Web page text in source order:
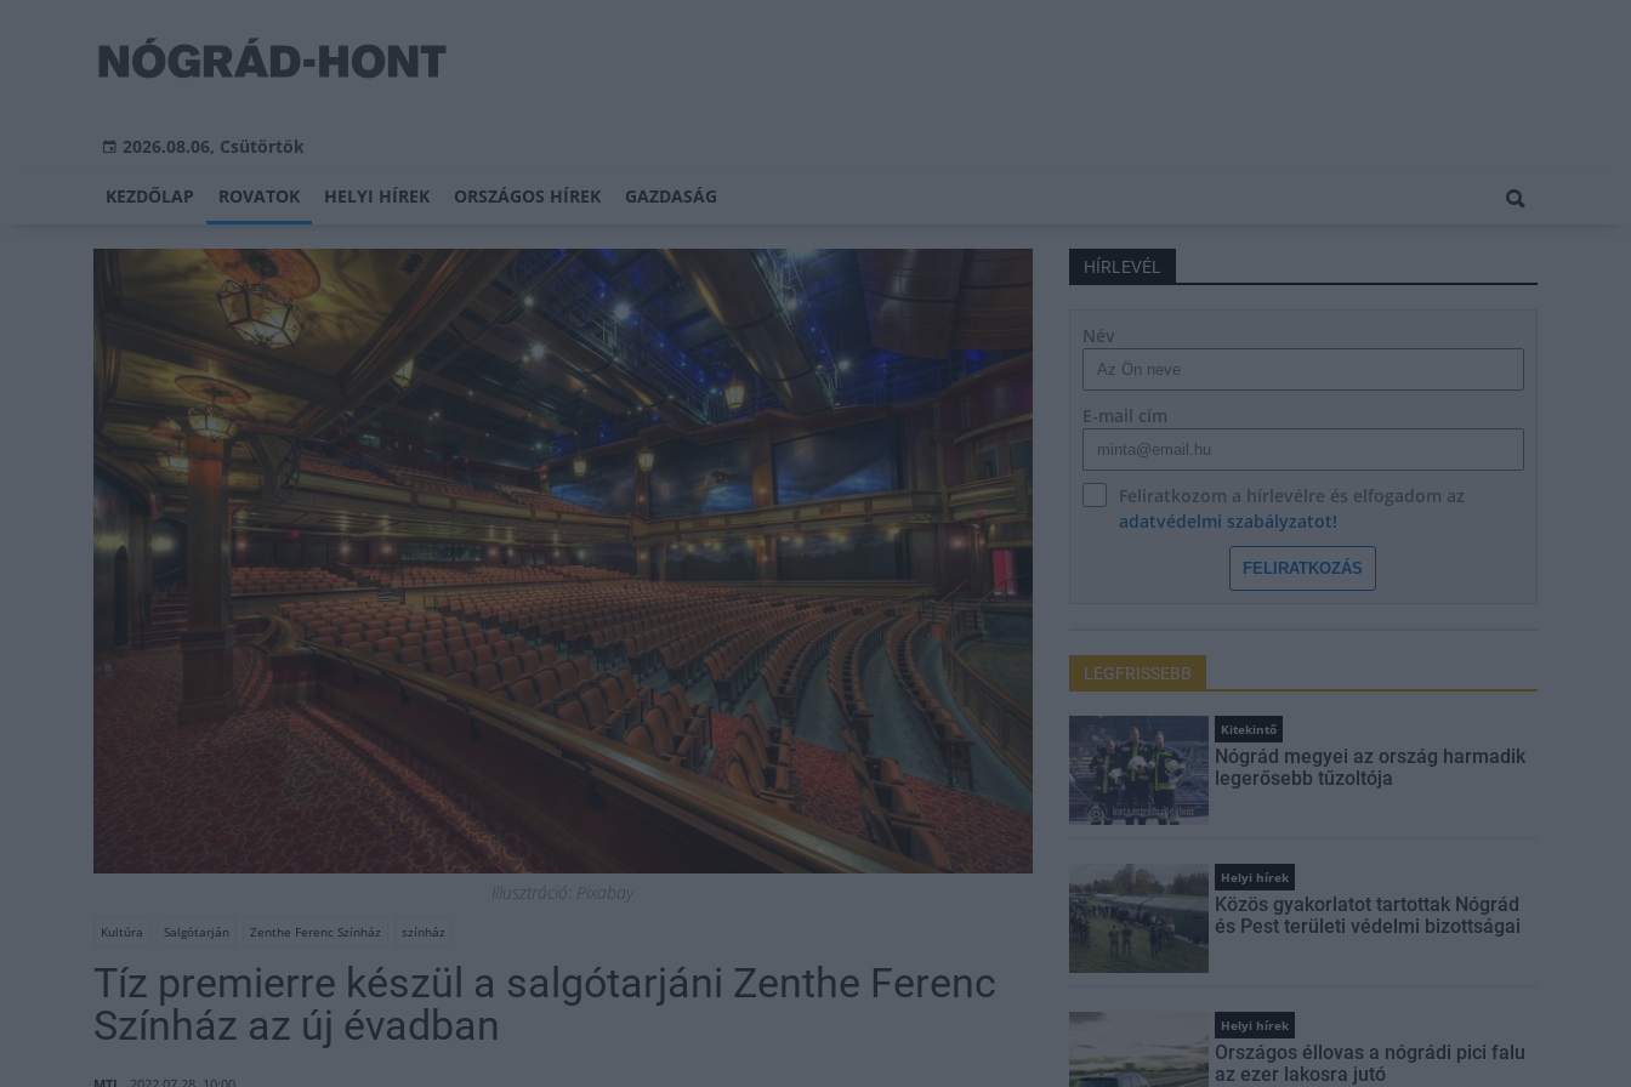
2026.08.06, Csütörtök
KEZDŐLAP ROVATOK HELYI HÍREK ORSZÁGOS HÍREK GAZDASÁG
Illusztráció: Pixabay
Kultúra Salgótarján Zenthe Ferenc Színház színház
Tíz premierre készül a salgótarjáni Zenthe Ferenc
Színház az új évadban
HÍRLEVÉL
Név
E-mail cím
Feliratkozom a hírlevélre és elfogadom az
adatvédelmi szabályzatot!
FELIRATKOZÁS
LEGFRISSEBB
Kitekintő
Nógrád megyei az ország harmadik
legerősebb tűzoltója
Helyi hírek
Közös gyakorlatot tartottak Nógrád
és Pest területi védelmi bizottságai
Helyi hírek
Országos éllovas a nógrádi pici falu
az ezer lakosra jutó